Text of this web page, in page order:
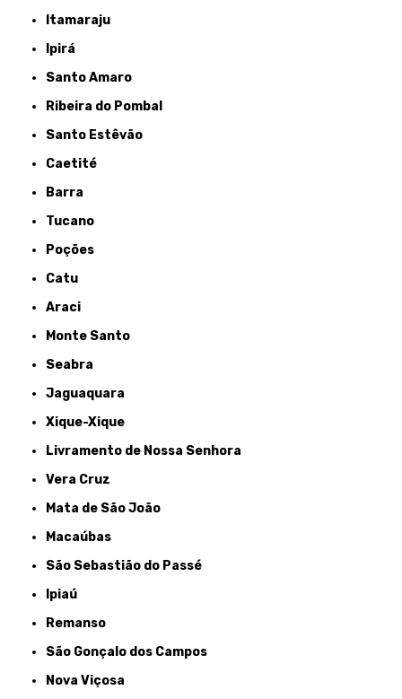
Itamaraju
Ipirá
Santo Amaro
Ribeira do Pombal
Santo Estêvão
Caetité
Barra
Tucano
Poções
Catu
Araci
Monte Santo
Seabra
Jaguaquara
Xique-Xique
Livramento de Nossa Senhora
Vera Cruz
Mata de São João
Macaúbas
São Sebastião do Passé
Ipiaú
Remanso
São Gonçalo dos Campos
Nova Viçosa